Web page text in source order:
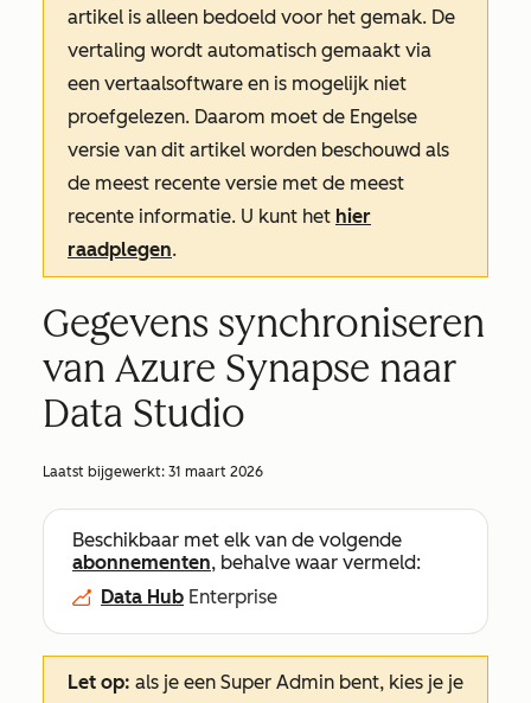
artikel is alleen bedoeld voor het gemak. De
vertaling wordt automatisch gemaakt via
een vertaalsoftware en is mogelijk niet
proefgelezen. Daarom moet de Engelse
versie van dit artikel worden beschouwd als
de meest recente versie met de meest
recente informatie. U kunt het hier
raadplegen.
Gegevens synchroniseren
van Azure Synapse naar
Data Studio
Laatst bijgewerkt: 31 maart 2026
Beschikbaar met elk van de volgende
abonnementen, behalve waar vermeld:
Data Hub Enterprise
Let op: als je een Super Admin bent, kies je je